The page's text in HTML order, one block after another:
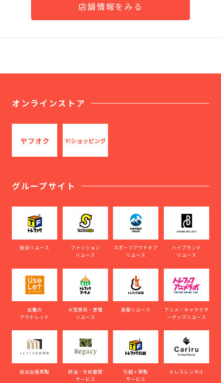
店舗情報をみる
オンラインストア
グループサイト
総合リユース
ファッション
リユース
スポーツアウトドア
リユース
ハイブランド
リユース
古着の
アウトレット
大型家具・家電
リユース
楽器リユース
アニメ・キャラクタ
ーグッズリユース
総合出張買取
終活・生前整理
サービス
引越＋買取
サービス
ドレスレンタル